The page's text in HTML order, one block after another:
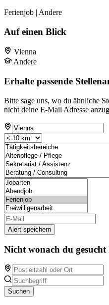
Ferienjob | Andere
Auf einen Blick
Vienna
Andere
Erhalte passende
Bitte sage uns, wo du ähnliche
nicht deine E-Mail Adresse
Alert speichern
Nicht wonach du gesucht
Suchen